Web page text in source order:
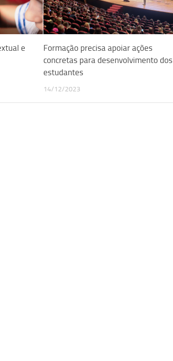
e
Formação precisa apoiar ações
concretas para desenvolvimento dos
estudantes
14/12/2023